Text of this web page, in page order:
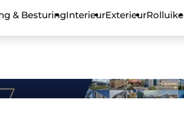
& BesturingInterieurExterieur